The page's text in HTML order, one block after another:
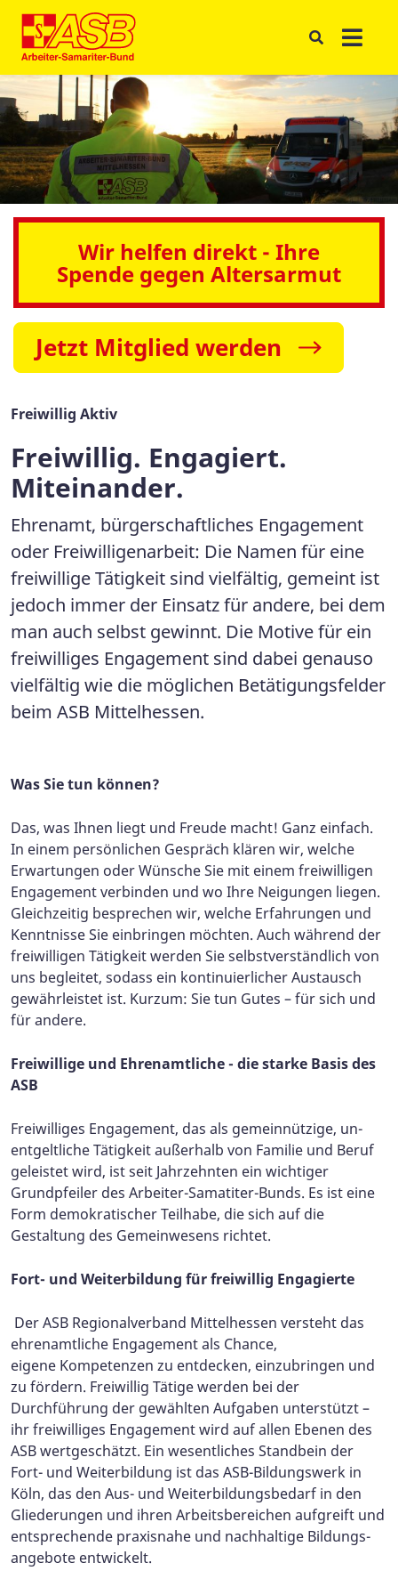
Wir helfen direkt - Ihre
Spende gegen Altersarmut
Jetzt Mitglied werden
Freiwillig Aktiv
Freiwillig. Engagiert.
Miteinander.
Ehrenamt, bürgerschaftliches Engagement
oder Frei­willigenarbeit: Die Namen für eine
freiwillige Tätigkeit sind vielfältig, gemeint ist
jedoch immer der Einsatz für andere, bei dem
man auch selbst gewinnt. Die Motive für ein
freiwilliges Engagement sind da­bei genauso
vielfältig wie die möglichen Betätigungsfelder
beim ASB Mittelhessen.
Was Sie tun können?
Das, was Ihnen liegt und Freude macht! Ganz einfach.
In einem persönlichen Gespräch klären wir, welche
Erwartungen oder Wünsche Sie mit einem freiwilligen
Engagement verbinden und wo Ihre Neigungen liegen.
Gleichzeitig besprechen wir, welche Erfahrungen und
Kenntnisse Sie ein­bringen möchten. Auch während der
freiwilligen Tätigkeit werden Sie selbstverständlich von
uns begleitet, sodass ein kontinuierlicher Austausch
gewährleistet ist. Kurzum: Sie tun Gutes – für sich und
für andere.
Freiwillige und Ehrenamtliche - die starke Basis des
ASB
Freiwilliges Engagement, das als gemeinnützige, un­
entgelt­liche Tätigkeit außerhalb von Familie und Beruf
geleistet wird, ist seit Jahrzehnten ein wichtiger
Grundpfeiler des Arbeiter-Samatiter-Bunds. Es ist eine
Form demokratischer Teilhabe, die sich auf die
Gestaltung des Gemeinwesens richtet.
Fort- und Weiterbildung für freiwillig Engagierte
Der ASB Regionalverband Mittelhessen versteht das
ehrenamtliche Engagement als Chance,
eigene Kompetenzen zu entdecken, einzubringen und
zu fördern. Freiwillig Tätige werden bei der
Durchführung der gewählten Aufgaben unterstützt –
ihr freiwilliges Engagement wird auf allen Ebenen des
ASB wertgeschätzt. Ein wesentliches Standbein der
Fort- und Weiter­bildung ist das ASB-Bildungswerk in
Köln, das den Aus- und Weiterbildungsbedarf in den
Gliederungen und ihren Arbeitsbereichen aufgreift und
ent­sprechende praxisnahe und nachhaltige Bildungs­
angebote entwickelt.